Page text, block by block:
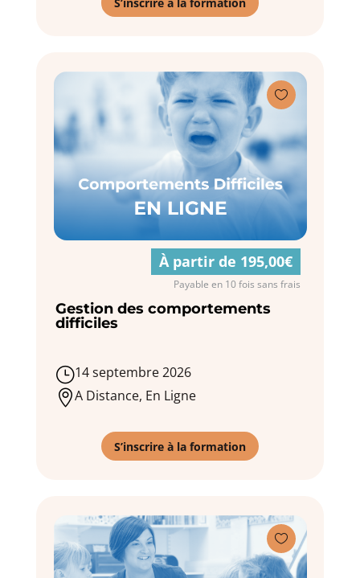

À partir de 195,00€
Payable en 10 fois sans frais
Gestion des comportements
difficiles
}14 septembre 2026
A Distance, En Ligne
S’inscrire à la formation
